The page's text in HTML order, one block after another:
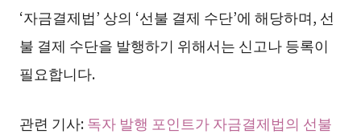
‘자금결제법’ 상의 ‘선불 결제 수단’에 해당하며, 선
불 결제 수단을 발행하기 위해서는 신고나 등록이
필요합니다.
관련 기사:독자 발행 포인트가 자금결제법의 선불